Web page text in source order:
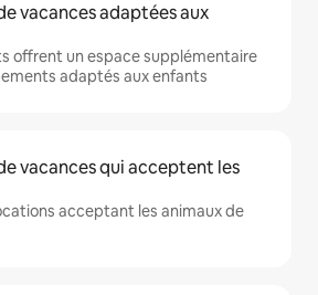
vacances adaptées aux
offrent un espace supplémentaire
adaptés aux enfants
vacances qui acceptent les
acceptant les animaux de